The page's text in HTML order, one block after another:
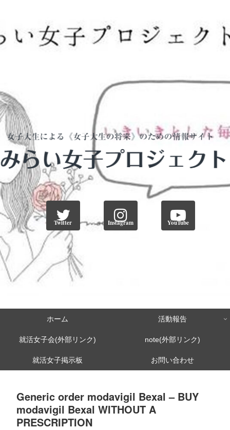
Twitter Instagram YouTube
ホーム 活動報告
就活女子会(外部リンク) note(外部リンク)
就活女子掲示板 お問い合わせ
Generic order modavigil Bexal – BUY
modavigil Bexal WITHOUT A
PRESCRIPTION